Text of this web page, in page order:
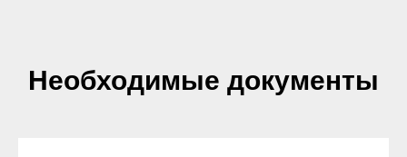
Необходимые документы